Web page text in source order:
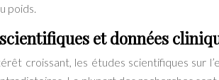
poids.
et données
croissant, les études scientifiques